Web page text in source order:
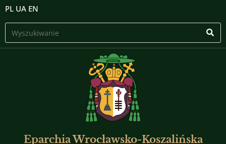
PL UA EN
Eparchia Wrocławsko-Koszalińska